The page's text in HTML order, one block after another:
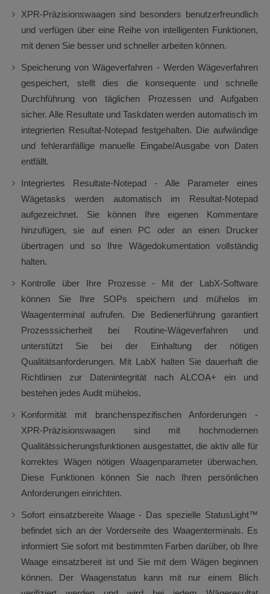
XPR-Präzisionswaagen sind besonders benutzerfreundlich
und verfügen über eine Reihe von intelligenten Funktionen,
mit denen Sie besser und schneller arbeiten können.
Speicherung von Wägeverfahren - Werden Wägeverfahren
gespeichert, stellt dies die konsequente und schnelle
Durchführung von täglichen Prozessen und Aufgaben
sicher. Alle Resultate und Taskdaten werden automatisch im
integrierten Resultat-Notepad festgehalten. Die aufwändige
und fehleranfällige manuelle Eingabe/Ausgabe von Daten
entfällt.
Integriertes Resultate-Notepad - Alle Parameter eines
Wägetasks werden automatisch im Resultat-Notepad
aufgezeichnet. Sie können Ihre eigenen Kommentare
hinzufügen, sie auf einen PC oder an einen Drucker
übertragen und so Ihre Wägedokumentation vollständig
halten.
Kontrolle über Ihre Prozesse - Mit der LabX-Software
können Sie Ihre SOPs speichern und mühelos im
Waagenterminal aufrufen. Die Bedienerführung garantiert
Prozesssicherheit bei Routine-Wägeverfahren und
unterstützt Sie bei der Einhaltung der nötigen
Qualitätsanforderungen. Mit LabX halten Sie dauerhaft die
Richtlinien zur Datenintegrität nach ALCOA+ ein und
bestehen jedes Audit mühelos.
Konformität mit branchenspezifischen Anforderungen -
XPR-Präzisionswaagen sind mit hochmodernen
Qualitätssicherungsfunktionen ausgestattet, die aktiv alle für
korrektes Wägen nötigen Waagenparameter überwachen.
Diese Funktionen können Sie nach Ihren persönlichen
Anforderungen einrichten.
Sofort einsatzbereite Waage - Das spezielle StatusLight™
befindet sich an der Vorderseite des Waagenterminals. Es
informiert Sie sofort mit bestimmten Farben darüber, ob Ihre
Waage einsatzbereit ist und Sie mit dem Wägen beginnen
können. Der Waagenstatus kann mit nur einem Blich